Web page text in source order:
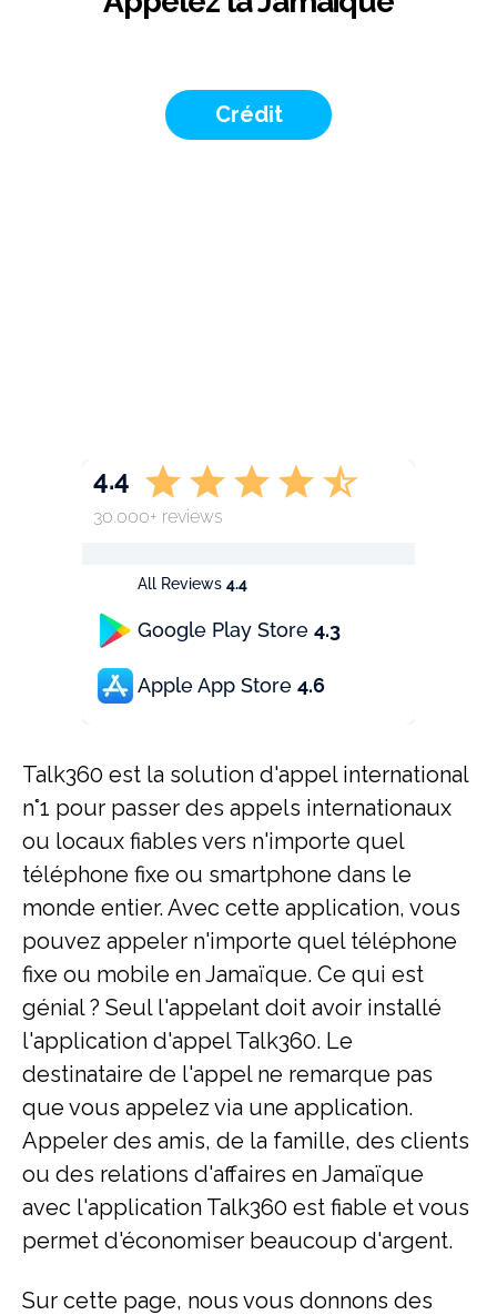
Crédit
All Reviews 4.4
Google Play Store 4.3
Apple App Store 4.6
4.4
30.000+ reviews
Talk360 est la solution d'appel international
n°1 pour passer des appels internationaux
ou locaux fiables vers n'importe quel
téléphone fixe ou smartphone dans le
monde entier. Avec cette application, vous
pouvez appeler n'importe quel téléphone
fixe ou mobile en Jamaïque. Ce qui est
génial ? Seul l'appelant doit avoir installé
l'application d'appel Talk360. Le
destinataire de l'appel ne remarque pas
que vous appelez via une application.
Appeler des amis, de la famille, des clients
ou des relations d'affaires en Jamaïque
avec l'application Talk360 est fiable et vous
permet d'économiser beaucoup d'argent.
Sur cette page, nous vous donnons des